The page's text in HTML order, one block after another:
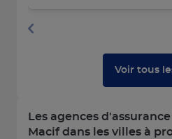
Voir tous
Les agences
Macif dans les villes à